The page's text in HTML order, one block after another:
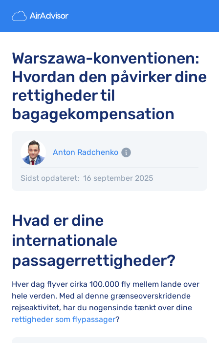
Warszawa-konventionen:
Hvordan den påvirker dine
rettigheder til
bagagekompensation
Anton Radchenko
Sidst opdateret: 16 september 2025
Hvad er dine
internationale
passagerrettigheder?
Hver dag flyver cirka 100.000 fly mellem lande over
hele verden. Med al denne grænseoverskridende
rejseaktivitet, har du nogensinde tænkt over dine
rettigheder som flypassager?